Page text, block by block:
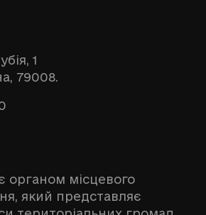
1
79008.
органом місцевого
який представляє